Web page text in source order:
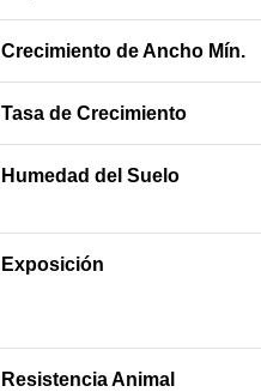
Crecimiento de Ancho Mín.
Tasa de Crecimiento
Humedad del Suelo
Exposición
Resistencia Animal